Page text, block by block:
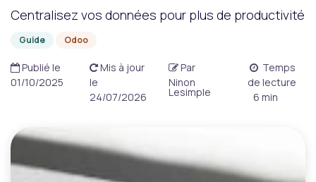
Centralisez vos données pour plus de productivité
Guide Odoo
Publié le
01/10/2025
Mis à jour
le
24/07/2026
Par
Ninon
Lesimple
Temps
de lecture
6 min